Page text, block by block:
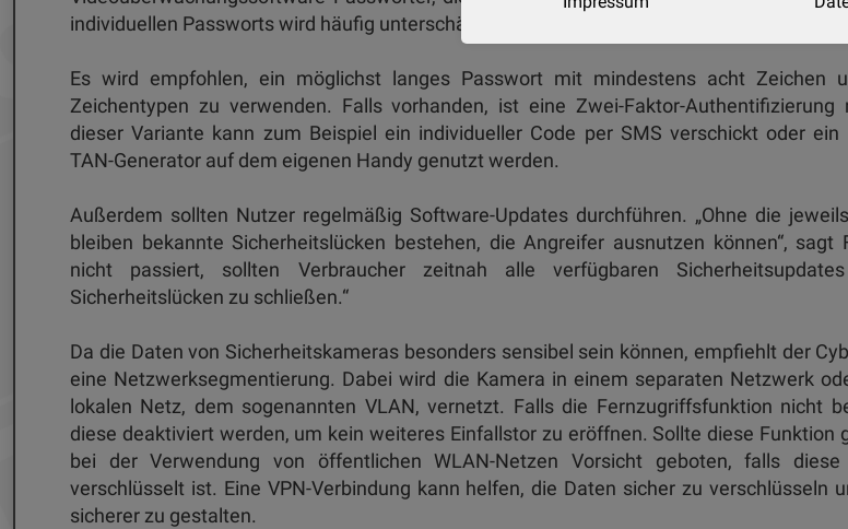
individuellen Passworts wird häufig unterschätzt.
Es wird empfohlen, ein möglichst langes Passwort mit mindestens acht Zeichen
Zeichentypen zu verwenden. Falls vorhanden, ist eine Zwei-Faktor-Authentifizierung
dieser Variante kann zum Beispiel ein individueller Code per SMS verschickt oder ein
TAN-Generator auf dem eigenen Handy genutzt werden.
Außerdem sollten Nutzer regelmäßig Software-Updates durchführen. „Ohne die
bleiben bekannte Sicherheitslücken bestehen, die Angreifer ausnutzen können“, sagt
nicht passiert, sollten Verbraucher zeitnah alle verfügbaren
Sicherheitslücken zu schließen.“
Da die Daten von Sicherheitskameras besonders sensibel sein können, empfiehlt der
eine Netzwerksegmentierung. Dabei wird die Kamera in einem separaten Netzwerk
lokalen Netz, dem sogenannten VLAN, vernetzt. Falls die Fernzugriffsfunktion nicht
diese deaktiviert werden, um kein weiteres Einfallstor zu eröffnen. Sollte diese Funktion
bei der Verwendung von öffentlichen WLAN-Netzen Vorsicht geboten, falls diese
verschlüsselt ist. Eine VPN-Verbindung kann helfen, die Daten sicher zu verschlüsseln
sicherer zu gestalten.